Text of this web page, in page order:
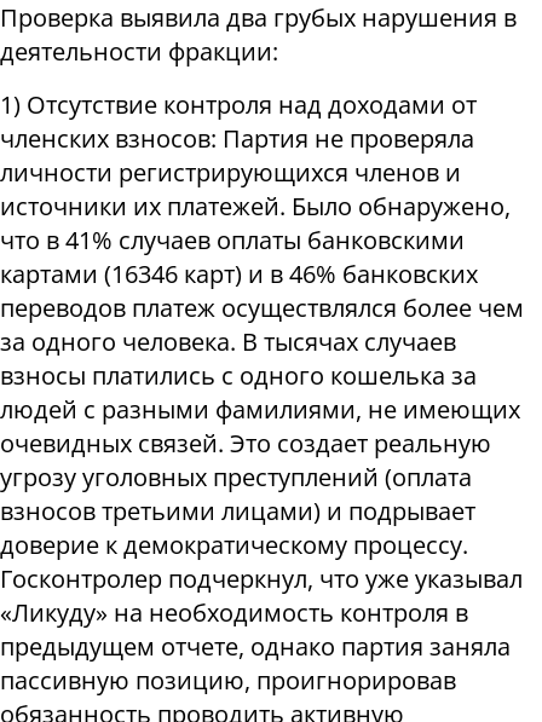
Проверка выявила два грубых нарушения в
деятельности фракции:
1) Отсутствие контроля над доходами от
членских взносов: Партия не проверяла
личности регистрирующихся членов и
источники их платежей. Было обнаружено,
что в 41% случаев оплаты банковскими
картами (16346 карт) и в 46% банковских
переводов платеж осуществлялся более чем
за одного человека. В тысячах случаев
взносы платились с одного кошелька за
людей с разными фамилиями, не имеющих
очевидных связей. Это создает реальную
угрозу уголовных преступлений (оплата
взносов третьими лицами) и подрывает
доверие к демократическому процессу.
Госконтролер подчеркнул, что уже указывал
«Ликуду» на необходимость контроля в
предыдущем отчете, однако партия заняла
пассивную позицию, проигнорировав
обязанность проводить активную